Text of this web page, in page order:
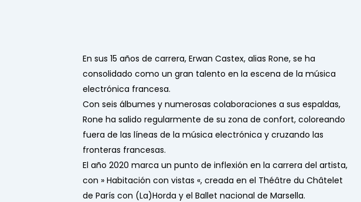
En sus 15 años de carrera, Erwan Castex, alias Rone, se ha
consolidado como un gran talento en la escena de la música
electrónica francesa.
Con seis álbumes y numerosas colaboraciones a sus espaldas,
Rone ha salido regularmente de su zona de confort, coloreando
fuera de las líneas de la música electrónica y cruzando las
fronteras francesas.
El año 2020 marca un punto de inflexión en la carrera del artista,
con » Habitación con vistas «, creada en el Théâtre du Châtelet
de París con (La)Horda y el Ballet nacional de Marsella.